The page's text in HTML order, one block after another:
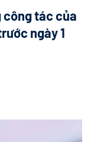
công tác của
ngày 1